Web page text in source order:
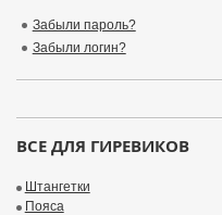
Забыли пароль?
Забыли логин?
ВСЕ ДЛЯ ГИРЕВИКОВ
Штангетки
Пояса